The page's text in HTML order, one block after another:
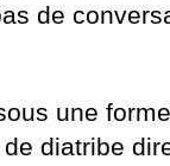
de
une
diatribe